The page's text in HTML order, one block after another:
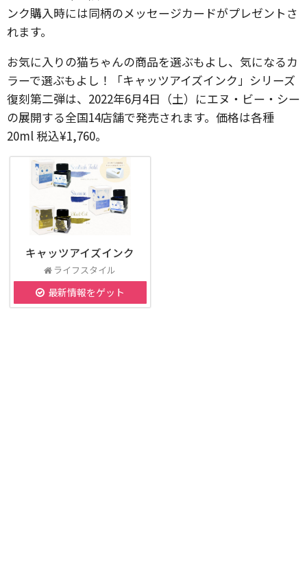
ンク購入時には同柄のメッセージカードがプレゼントさ
れます。
お気に入りの猫ちゃんの商品を選ぶもよし、気になるカ
ラーで選ぶもよし！「キャッツアイズインク」シリーズ
復刻第二弾は、2022年6月4日（土）にエヌ・ビー・シー
の展開する全国14店舗で発売されます。価格は各種
20ml 税込¥1,760。
キャッツアイズインク
ライフスタイル
最新情報をゲット